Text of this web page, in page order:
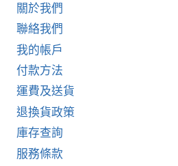
關於我們
聯絡我們
我的帳戶
付款方法
運費及送貨
退換貨政策
庫存查詢
服務條款